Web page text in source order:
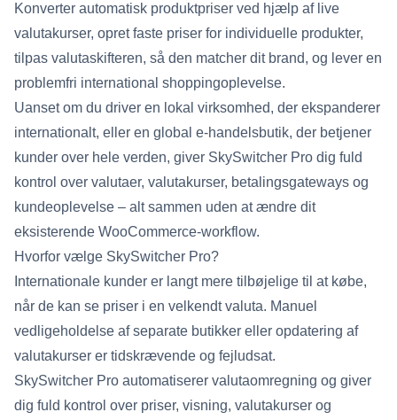
Konverter automatisk produktpriser ved hjælp af live
valutakurser, opret faste priser for individuelle produkter,
tilpas valutaskifteren, så den matcher dit brand, og lever en
problemfri international shoppingoplevelse.
Uanset om du driver en lokal virksomhed, der ekspanderer
internationalt, eller en global e-handelsbutik, der betjener
kunder over hele verden, giver SkySwitcher Pro dig fuld
kontrol over valutaer, valutakurser, betalingsgateways og
kundeoplevelse – alt sammen uden at ændre dit
eksisterende WooCommerce-workflow.
Hvorfor vælge SkySwitcher Pro?
Internationale kunder er langt mere tilbøjelige til at købe,
når de kan se priser i en velkendt valuta. Manuel
vedligeholdelse af separate butikker eller opdatering af
valutakurser er tidskrævende og fejludsat.
SkySwitcher Pro automatiserer valutaomregning og giver
dig fuld kontrol over priser, visning, valutakurser og